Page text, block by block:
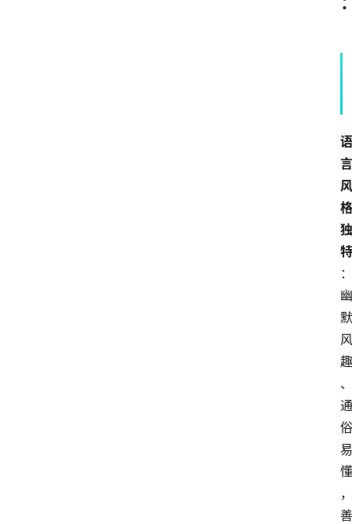
语
言
风
格
独
特
：
幽
默
风
趣
、
通
俗
易
懂
，
善